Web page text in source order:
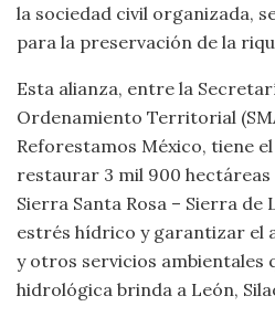
la sociedad civil organizada,
para la preservación de la
Esta alianza, entre la
Ordenamiento Territorial
Reforestamos México, tiene
restaurar 3 mil 900
Sierra Santa Rosa – Sierra
estrés hídrico y garantizar el
y otros servicios ambientales
hidrológica brinda a León,